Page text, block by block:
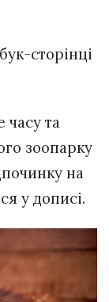
сторінці
та
зоопарку
на
у дописі.